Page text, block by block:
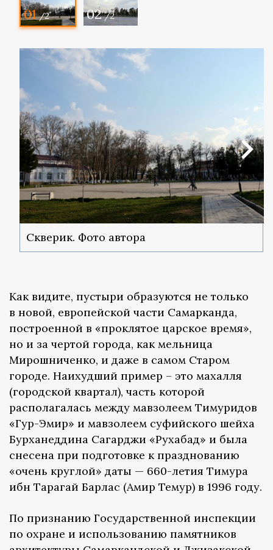
01 /2 02 /2
Скверик. Фото автора
Как видите, пустыри образуются не только
в новой, европейской части Самарканда,
построенной в «проклятое царское время»,
но и за чертой города, как мельница
Мирошниченко, и даже в самом Старом
городе. Наихудший пример – это махалля
(городской квартал), часть которой
располагалась между мавзолеем Тимуридов
«Гур-Эмир» и мавзолеем суфийского шейха
Бурханеддина Сагарджи «Рухабад» и была
снесена при подготовке к празднованию
«очень круглой» даты — 660-летия Тимура
ибн Тарагай Барлас (Амир Темур) в 1996 году.
По признанию Государственной инспекции
по охране и использованию памятников